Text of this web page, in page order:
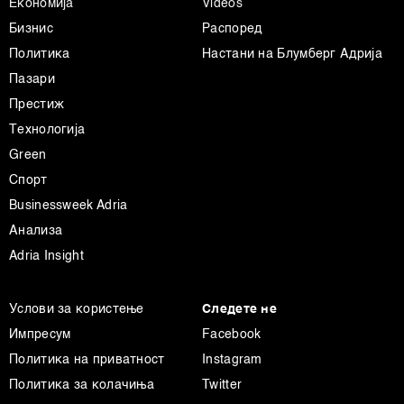
d.o.o. и
. Повеќе за податоците кои ги
обработуваме како и за вашите права прочитајте во
други слични технологии во
колачиња
повторно да ги ажурирате со клик на „Прикажи ги
деталите“. Согласноста можете во кој било момент да
ја повлечете без негативни последици.
Економија
Бизнис
Политика
Пазари
Престиж
Технологија
Green
Спорт
Businessweek Adria
Анализа
Adria Insight
Videos
Распоред
Настани на Блумберг Адрија
Услови за користење
Импресум
Политика на приватност
Политика за колачиња
Следете не
Facebook
Instagram
Twitter